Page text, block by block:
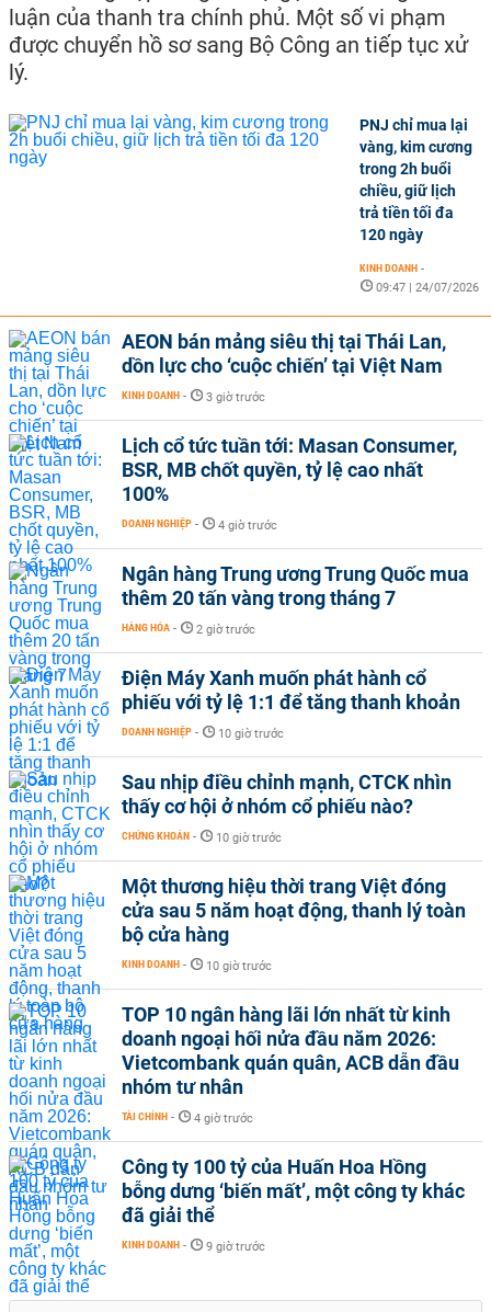
luận của thanh tra chính phủ. Một số vi phạm
được chuyển hồ sơ sang Bộ Công an tiếp tục xử
lý.
PNJ chỉ mua lại
vàng, kim cương
trong 2h buổi
chiều, giữ lịch
trả tiền tối đa
120 ngày
KINH DOANH -
09:47 | 24/07/2026
AEON bán mảng siêu thị tại Thái Lan,
dồn lực cho ‘cuộc chiến’ tại Việt Nam
KINH DOANH - 3 giờ trước
Lịch cổ tức tuần tới: Masan Consumer,
BSR, MB chốt quyền, tỷ lệ cao nhất
100%
DOANH NGHIỆP - 4 giờ trước
Ngân hàng Trung ương Trung Quốc mua
thêm 20 tấn vàng trong tháng 7
HÀNG HÓA - 2 giờ trước
Điện Máy Xanh muốn phát hành cổ
phiếu với tỷ lệ 1:1 để tăng thanh khoản
DOANH NGHIỆP - 10 giờ trước
Sau nhịp điều chỉnh mạnh, CTCK nhìn
thấy cơ hội ở nhóm cổ phiếu nào?
CHỨNG KHOÁN - 10 giờ trước
Một thương hiệu thời trang Việt đóng
cửa sau 5 năm hoạt động, thanh lý toàn
bộ cửa hàng
KINH DOANH - 10 giờ trước
TOP 10 ngân hàng lãi lớn nhất từ kinh
doanh ngoại hối nửa đầu năm 2026:
Vietcombank quán quân, ACB dẫn đầu
nhóm tư nhân
TÀI CHÍNH - 4 giờ trước
Công ty 100 tỷ của Huấn Hoa Hồng
bỗng dưng ‘biến mất’, một công ty khác
đã giải thể
KINH DOANH - 9 giờ trước